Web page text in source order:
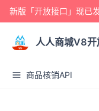
人人商城V8开
商品核销API